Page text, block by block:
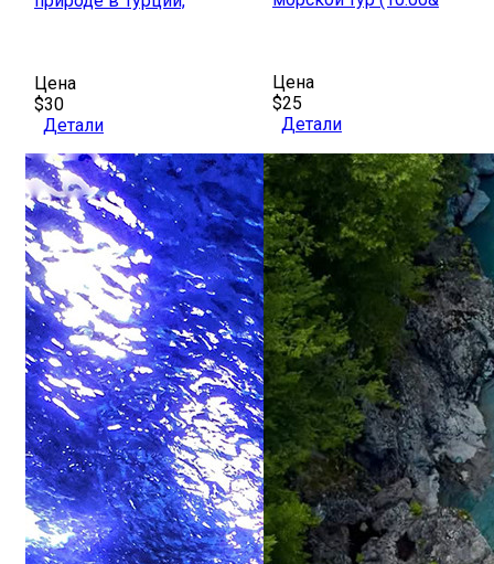
Цена
$30
Детали
Цена
$25
Детали